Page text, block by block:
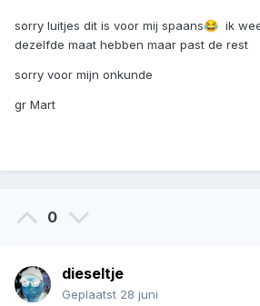
sorry luitjes dit is voor mij spaans😂 ik
dezelfde maat hebben maar past de rest
sorry voor mijn onkunde
gr Mart
0
dieseltje
Geplaatst 28 juni